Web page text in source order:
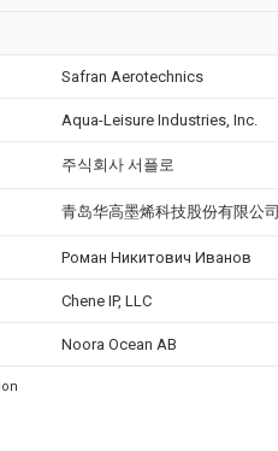
Safran Aerotechnics
Aqua-Leisure Industries, Inc.
주식회사 서플로
青岛华高墨烯科技股份有限公司
Роман Никитович Иванов
Chene IP, LLC
Noora Ocean AB